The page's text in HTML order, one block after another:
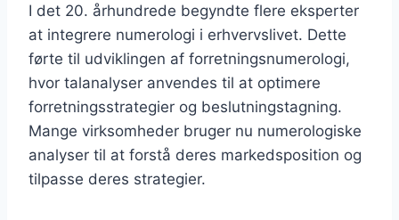
I det 20. århundrede begyndte flere eksperter
at integrere numerologi i erhvervslivet. Dette
førte til udviklingen af forretningsnumerologi,
hvor talanalyser anvendes til at optimere
forretningsstrategier og beslutningstagning.
Mange virksomheder bruger nu numerologiske
analyser til at forstå deres markedsposition og
tilpasse deres strategier.